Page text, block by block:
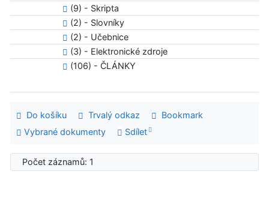
(9) - Skripta
(2) - Slovníky
(2) - Učebnice
(3) - Elektronické zdroje
(106) - ČLÁNKY
Do košíku Trvalý odkaz
Bookmark
Vybrané dokumenty
Sdílet
Počet záznamů: 1